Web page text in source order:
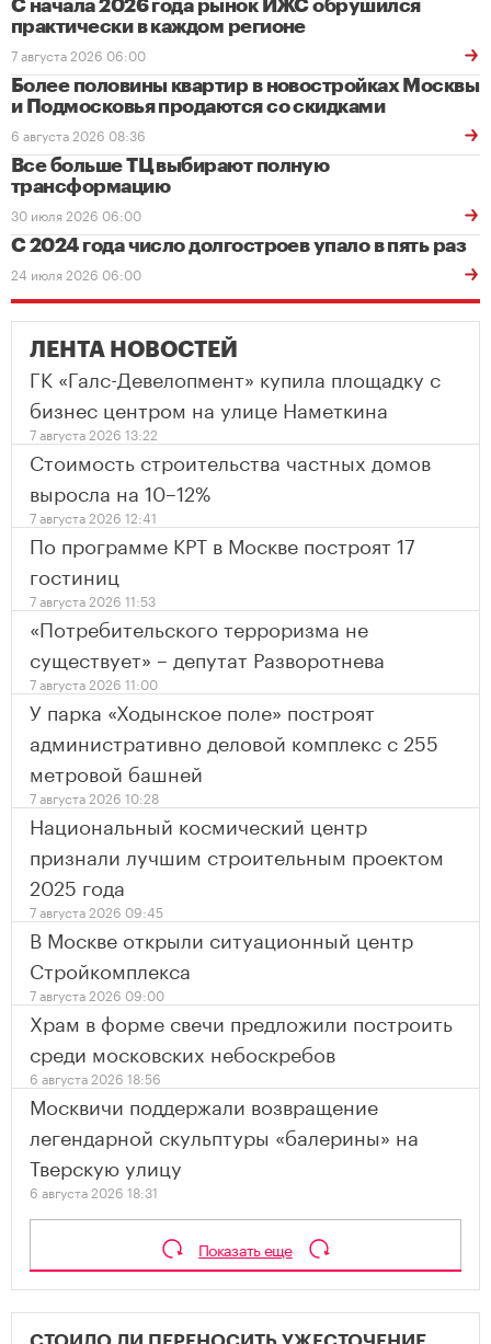
С начала 2026 года рынок ИЖС обрушился
практически в каждом регионе
7 августа 2026 06:00
Более половины квартир в новостройках Москвы
и Подмосковья продаются со скидками
6 августа 2026 08:36
Все больше ТЦ выбирают полную
трансформацию
30 июля 2026 06:00
С 2024 года число долгостроев упало в пять раз
24 июля 2026 06:00
ЛЕНТА НОВОСТЕЙ
ГК «Галс-Девелопмент» купила площадку с
бизнес центром на улице Наметкина
7 августа 2026 13:22
Стоимость строительства частных домов
выросла на 10–12%
7 августа 2026 12:41
По программе КРТ в Москве построят 17
гостиниц
7 августа 2026 11:53
«Потребительского терроризма не
существует» – депутат Разворотнева
7 августа 2026 11:00
У парка «Ходынское поле» построят
административно деловой комплекс с 255
метровой башней
7 августа 2026 10:28
Национальный космический центр
признали лучшим строительным проектом
2025 года
7 августа 2026 09:45
В Москве открыли ситуационный центр
Стройкомплекса
7 августа 2026 09:00
Храм в форме свечи предложили построить
среди московских небоскребов
6 августа 2026 18:56
Москвичи поддержали возвращение
легендарной скульптуры «балерины» на
Тверскую улицу
6 августа 2026 18:31
Показать еще